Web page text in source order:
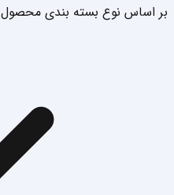
بر اساس نوع بسته بندی محصول